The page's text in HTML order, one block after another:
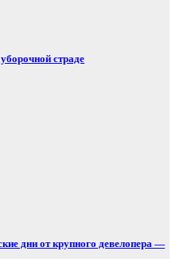
страде
дни от крупного девелопера —